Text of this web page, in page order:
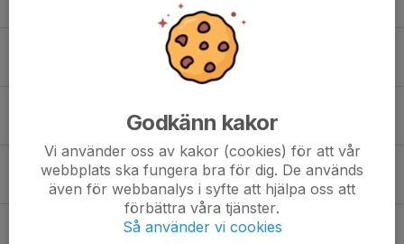
Varmt välkomna på uppstartsmöte!
0
11 jan, 16:22 0
Uppstartsmöte 2026
8 jan, 11:55 0
Information om uppehåll & träningsstart
Godkänn kakor
Vi använder oss av kakor (cookies) för att vår
webbplats ska fungera bra för dig. De används
även för webbanalys i syfte att hjälpa oss att
förbättra våra tjänster.
Så använder vi cookies